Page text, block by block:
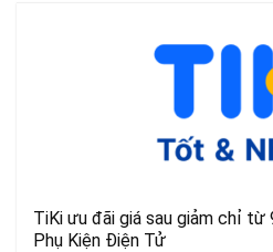
TiKi ưu đãi giá sau giảm chỉ từ
Phụ Kiện Điện Tử